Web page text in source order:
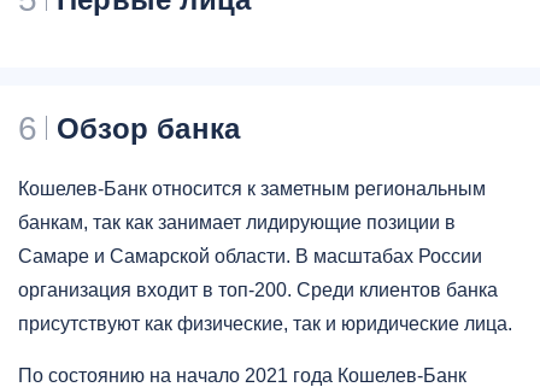
6 Обзор банка
Кошелев-Банк относится к заметным региональным
банкам, так как занимает лидирующие позиции в
Самаре и Самарской области. В масштабах России
организация входит в топ-200. Среди клиентов банка
присутствуют как физические, так и юридические лица.
По состоянию на начало 2021 года Кошелев-Банк